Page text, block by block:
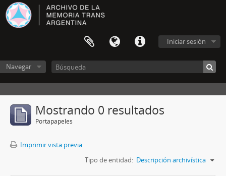
Iniciar sesión
Navegar
Mostrando 0 resultados
Portapapeles
Imprimir vista previa
Tipo de entidad: Descripción archivística